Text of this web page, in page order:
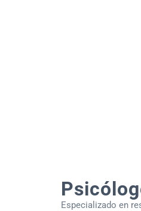
Especializado en